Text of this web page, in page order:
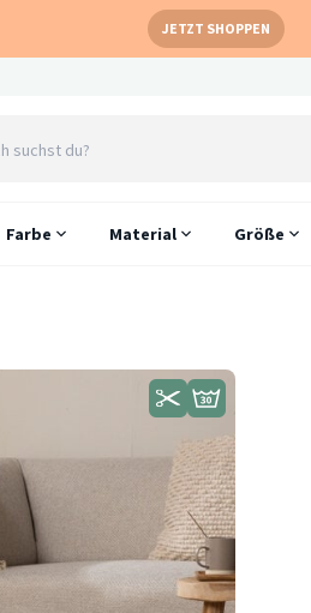
JETZT SHOPPEN
Farbe Material Größe